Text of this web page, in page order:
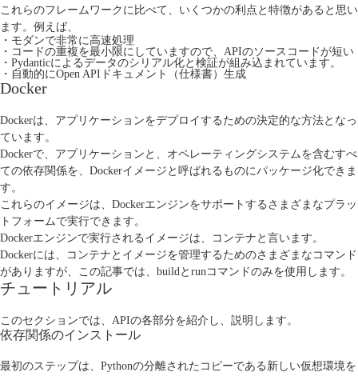
これらのフレームワークに比べて、いくつかの利点と特徴があると思い
ます。例えば、
・モダンで非常に高速処理
・コードの重複を最小限にしていますので、APIのソースコードが短い
・ Pydanticによるデータのシリアル化と検証が組み込まれています。
・自動的にOpen APIドキュメント（仕様書）生成
Docker
Dockerは、アプリケーションをデプロイするための決定的な方法となっ
ています。
Dockerで、アプリケーションと、オペレーティングシステムを含むすべ
ての依存関係を、Dockerイメージと呼ばれるものにパッケージ化できま
す。
これらのイメージは、Dockerエンジンをサポートするさまざまなプラッ
トフォームで実行できます。
Dockerエンジンで実行されるイメージは、コンテナと言います。
Dockerには、コンテナとイメージを管理するためのさまざまなコマンド
がありますが、この記事では、 buildと runコマンドのみを使用します。
チュートリアル
このセクションでは、APIの各部分を紹介し、説明します。
依存関係のインストール
最初のステップは、Pythonの分離されたコピーである新しい仮想環境を